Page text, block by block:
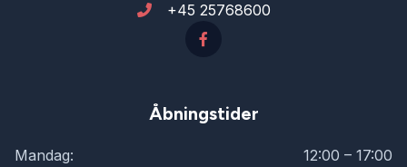
+45 25768600
Åbningstider
Mandag:
12:00 – 17:00